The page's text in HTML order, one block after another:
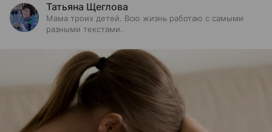
Татьяна Щеглова
Мама троих детей. Всю жизнь работаю с самыми
разными текстами.